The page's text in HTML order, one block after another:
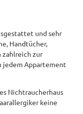
und sehr
Handtücher,
zahlreich zur
jedem Appartement
Nichtraucherhaus
keine